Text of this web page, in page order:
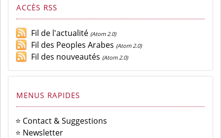
ACCÈS RSS
Fil de l'actualité (Atom 2.0)
Fil des Peoples Arabes (Atom 2.0)
Fil des nouveautés (Atom 2.0)
MENUS RAPIDES
⭐ Contact & Suggestions
⭐ Newsletter